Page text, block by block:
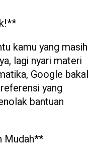
kamu yang masih
lagi nyari materi
Google bakal
yang
bantuan
Mudah**